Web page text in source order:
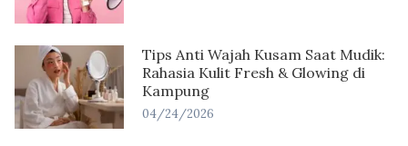
Tips Anti Wajah Kusam Saat Mudik:
Rahasia Kulit Fresh & Glowing di
Kampung
04/24/2026